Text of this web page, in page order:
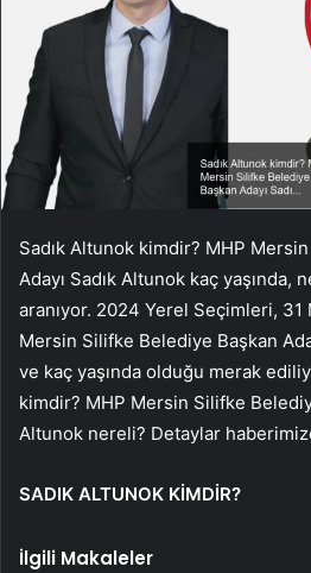
Sadık Altunok kimdir? MHP
Adayı Sadık Altunok kaç yaşında,
aranıyor. 2024 Yerel Seçimleri,
Mersin Silifke Belediye Başkan
ve kaç yaşında olduğu merak
kimdir? MHP Mersin Silifke
Altunok nereli? Detaylar
SADIK ALTUNOK KİMDİR?
İlgili Makaleler